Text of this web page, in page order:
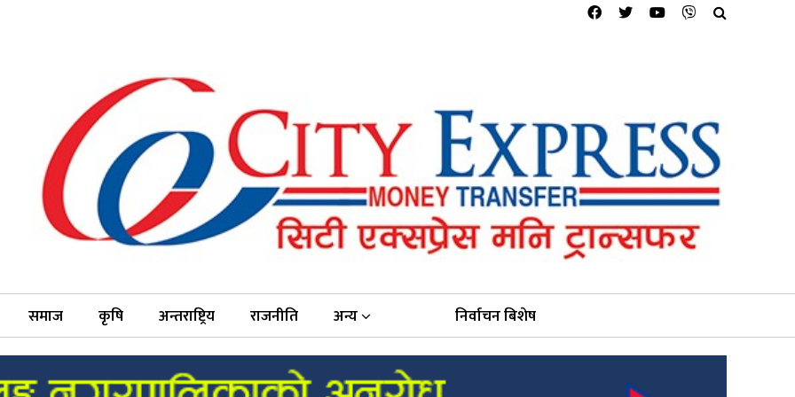
समाज कृषि अन्तराष्ट्रिय राजनीति अन्य निर्वाचन बिशेष